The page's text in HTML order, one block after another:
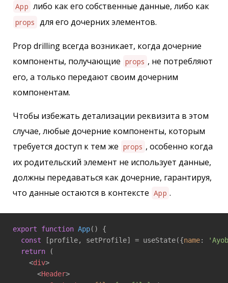
App либо как его собственные данные, либо как
props для его дочерних элементов.
Prop drilling всегда возникает, когда дочерние
компоненты, получающие props , не потребляют
его, а только передают своим дочерним
компонентам.
Чтобы избежать детализации реквизита в этом
случае, любые дочерние компоненты, которым
требуется доступ к тем же props , особенно когда
их родительский элемент не использует данные,
должны передаваться как дочерние, гарантируя,
что данные остаются в контексте App .
export function App( ) {
const [profile, setProfile] = useState({name:
return (
<div>
<Header>